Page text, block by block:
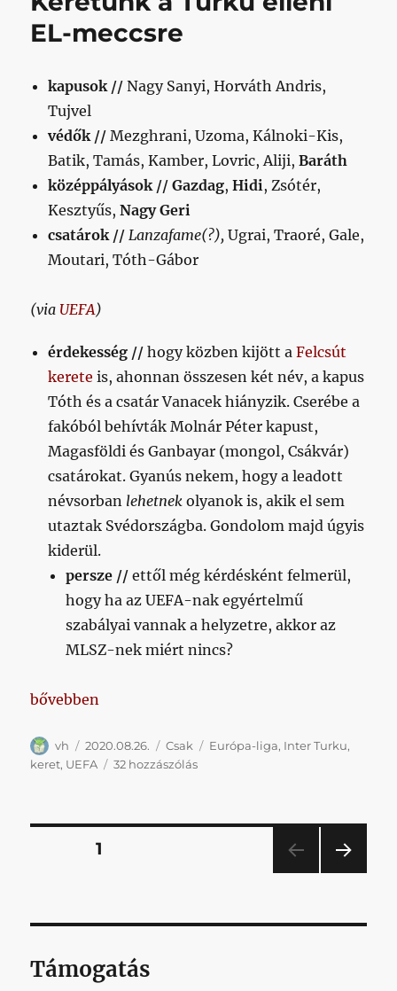
a
összefüggései
bejegyzéshez
EL-meccsre
kapusok // Nagy Sanyi, Horváth Andris,
Tujvel
védők // Mezghrani, Uzoma, Kálnoki-Kis,
Batik, Tamás, Kamber, Lovric, Aliji,Baráth
középpályások // Gazdag,Hidi , Zsótér,
Kesztyűs,Nagy Geri
csatárok // Lanzafame(?),Ugrai, Traoré, Gale,
Moutari, Tóth-Gábor
(via UEFA)
érdekesség // hogy közben kijött aFelcsút
kerete is, ahonnan összesen két név, a kapus
Tóth és a csatár Vanacek hiányzik. Cserébe a
fakóból behívták Molnár Péter kapust,
Magasföldi és Ganbayar (mongol, Csákvár)
csatárokat. Gyanús nekem, hogy a leadott
névsorban lehetnek olyanok is, akik el sem
utaztak Svédországba. Gondolom majd úgyis
kiderül.
persze // ettől még kérdésként felmerül,
hogy ha az UEFA-nak egyértelmű
szabályai vannak a helyzetre, akkor az
MLSZ-nek miért nincs?
„Keretünk a Turku elleni EL-meccsre”
bővebben
Szerző
vh Közzétéve
2020.08.26. Kategória
Csak Címke
Európa-liga, Inter Turku,
keret, UEFA 32 hozzászólásKeretünk
Bejegyzések
OLDAL1
OLD
Támogatás